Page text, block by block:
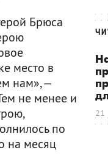
Брюса
место в
нам», —
не менее и
по
на месяц